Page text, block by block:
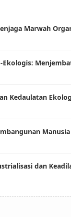
Marwah
Ekologis:
Kedaulatan
dan